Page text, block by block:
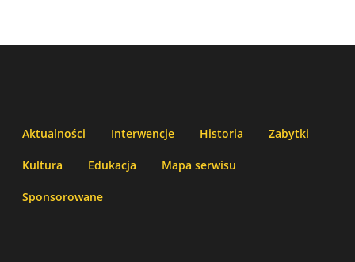
Aktualności Interwencje Historia Zabytki
Kultura Edukacja Mapa serwisu
Sponsorowane